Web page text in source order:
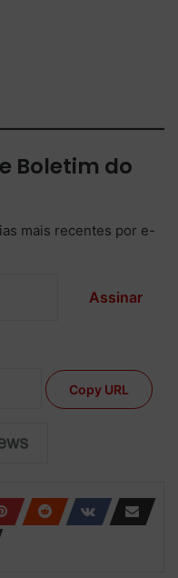
Boletim do
mais recentes por e-
Assinar
Copy URL